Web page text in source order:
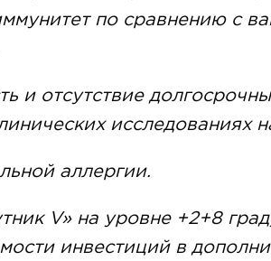
по сравнению с
и отсутствие
исследованиях
аллергии.
V» на уровне +2+8
инвестиций в